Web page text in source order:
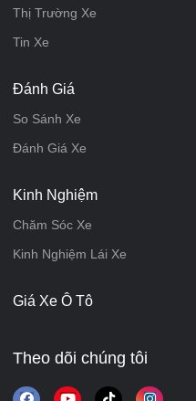
Thị Trường Xe
Tin Xe
Đánh Giá
So Sánh Xe
Đánh Giá Xe
Kinh Nghiệm
Chăm Sóc Xe
Kinh Nghiệm Lái Xe
Giá Xe Ô Tô
Theo dõi chúng tôi